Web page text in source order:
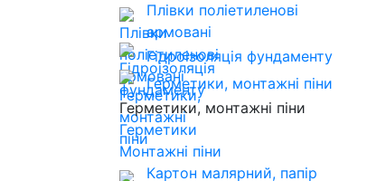
Плівки поліетиленові
армовані
Гідроізоляція фундаменту
Герметики, монтажні піни
Герметики, монтажні піни
Герметики
Монтажні піни
Картон малярний, папір